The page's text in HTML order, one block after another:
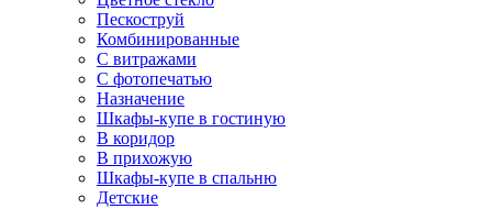
Пескоструй
Комбинированные
С витражами
С фотопечатью
Назначение
Шкафы-купе в гостиную
В коридор
В прихожую
Шкафы-купе в спальню
Детские